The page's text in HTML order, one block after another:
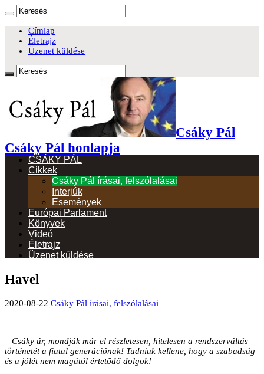
Címlap
Életrajz
Üzenet küldése
Csáky Pál
Csáky Pál honlapja
CSÁKY PÁL
Cikkek
Csáky Pál írásai, felszólalásai
Interjúk
Események
Európai Parlament
Könyvek
Videó
Életrajz
Üzenet küldése
Havel
2020-08-22 Csáky Pál írásai, felszólalásai
– Csáky úr, mondják már el részletesen, hitelesen a rendszerváltás
történetét a fiatal generációnak! Tudniuk kellene, hogy a szabadság
és a jólét nem magától értetődő dolgok!